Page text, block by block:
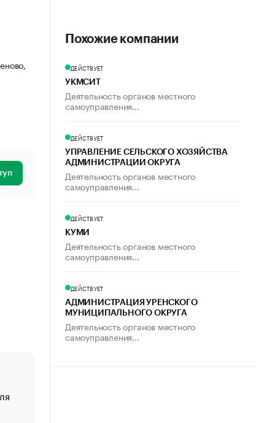
Похожие компании
ДЕЙСТВУЕТ
УКМСИТ
Деятельность органов местного
самоуправления...
ДЕЙСТВУЕТ
УПРАВЛЕНИЕ СЕЛЬСКОГО ХОЗЯЙСТВА
АДМИНИСТРАЦИИ ОКРУГА
Деятельность органов местного
самоуправления...
ДЕЙСТВУЕТ
КУМИ
Деятельность органов местного
самоуправления...
ДЕЙСТВУЕТ
АДМИНИСТРАЦИЯ УРЕНСКОГО
МУНИЦИПАЛЬНОГО ОКРУГА
Деятельность органов местного
самоуправления...